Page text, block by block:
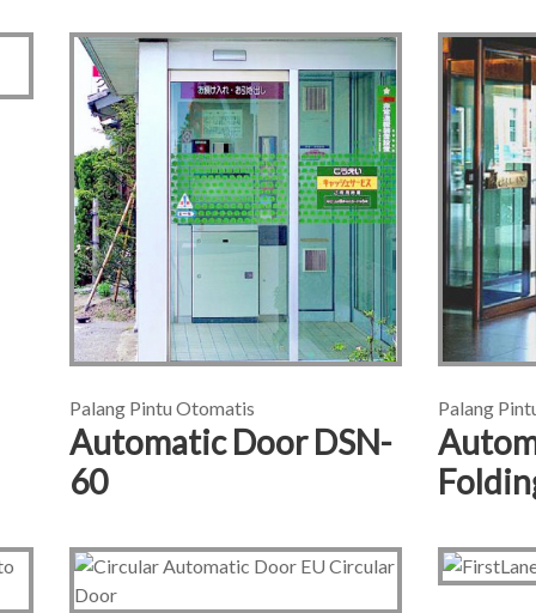
Palang Pintu Otomatis
Automatic Door DSN-
60
Palang